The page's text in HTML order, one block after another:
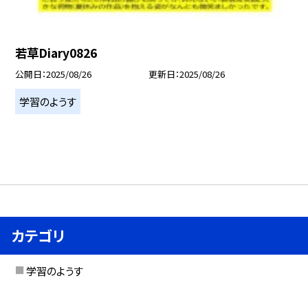
若草Diary0826
公開日 2025/08/26 更新日 2025/08/26
学習のようす
カテゴリ
学習のようす